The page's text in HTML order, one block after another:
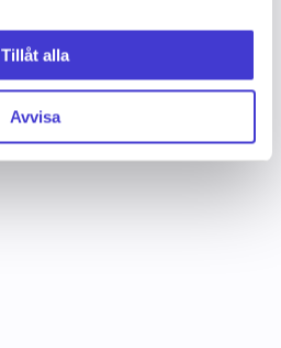
Tillåt alla
Avvisa
Vendre